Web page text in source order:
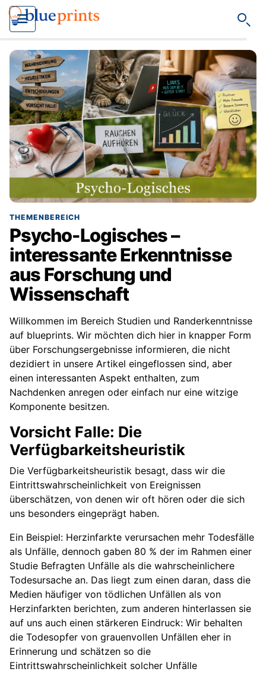
THEMENBEREICH
Psycho-Logisches –
interessante Erkenntnisse
aus Forschung und
Wissenschaft
Willkommen im Bereich Studien und Randerkenntnisse
auf blueprints. Wir möchten dich hier in knapper Form
über Forschungsergebnisse informieren, die nicht
dezidiert in unsere Artikel eingeflossen sind, aber
einen interessanten Aspekt enthalten, zum
Nachdenken anregen oder einfach nur eine witzige
Komponente besitzen.
Vorsicht Falle: Die
Verfügbarkeitsheuristik
Die Verfügbarkeitsheuristik besagt, dass wir die
Eintrittswahrscheinlichkeit von Ereignissen
überschätzen, von denen wir oft hören oder die sich
uns besonders eingeprägt haben.
Ein Beispiel: Herzinfarkte verursachen mehr Todesfälle
als Unfälle, dennoch gaben 80 % der im Rahmen einer
Studie Befragten Unfälle als die wahrscheinlichere
Todesursache an. Das liegt zum einen daran, dass die
Medien häufiger von tödlichen Unfällen als von
Herzinfarkten berichten, zum anderen hinterlassen sie
auf uns auch einen stärkeren Eindruck: Wir behalten
die Todesopfer von grauenvollen Unfällen eher in
Erinnerung und schätzen so die
Eintrittswahrscheinlichkeit solcher Unfälle